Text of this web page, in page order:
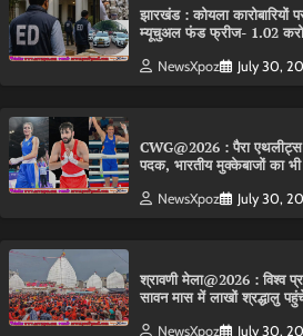
झारखंड : कोयला कारोबारियों
म्यूचुअल फंड फ्रीज- 1.02
NewsXpoz July 30,
CWG@2026 : पैरा एथलीट्स
पदक, भारतीय मुक्केबाजों का
NewsXpoz July 30,
श्रावणी मेला@2026 : विश्व
सावन मास में लाखों श्रद्धालु
NewsXpoz July 30,